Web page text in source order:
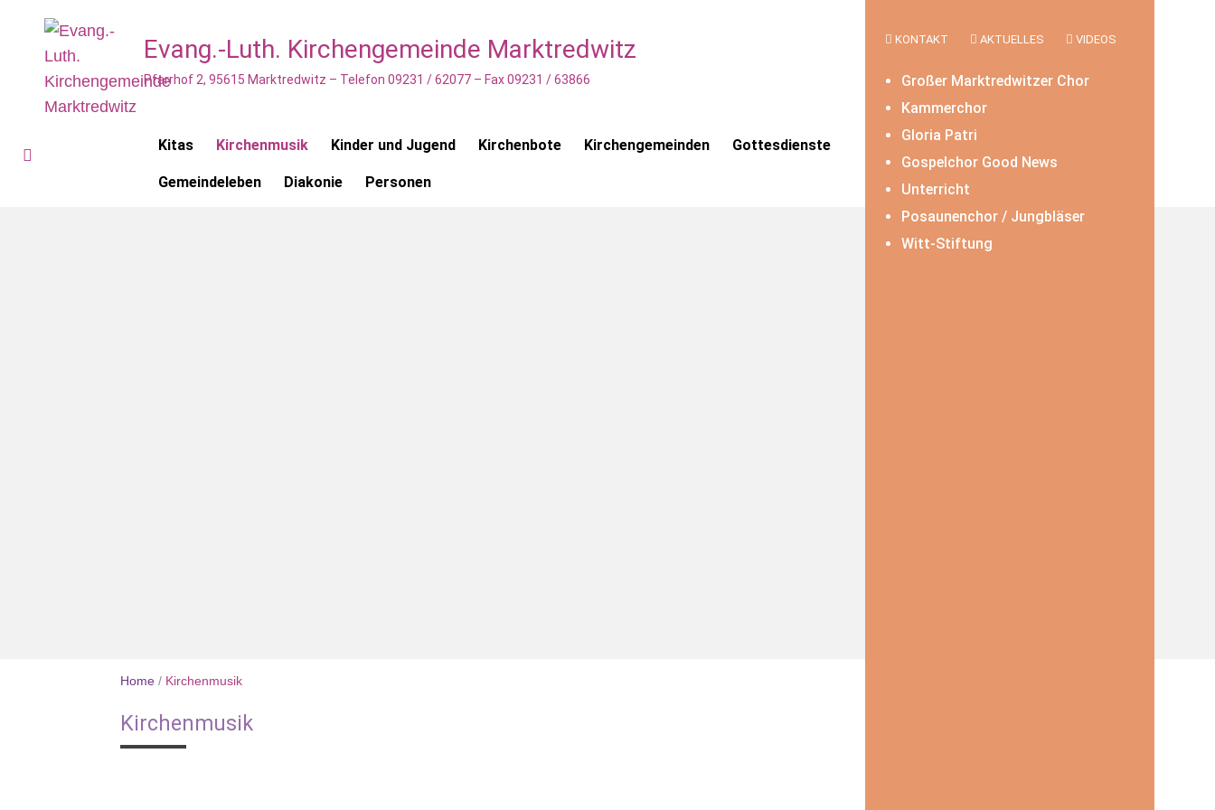
Evang.-Luth. Kirchengemeinde Marktredwitz
Pfarrhof 2, 95615 Marktredwitz – Telefon 09231 / 62077 – Fax 09231 / 63866
KONTAKT AKTUELLES VIDEOS
Großer Marktredwitzer Chor
Kammerchor
Gloria Patri
Gospelchor Good News
Unterricht
Posaunenchor / Jungbläser
Witt-Stiftung
Kitas Kirchenmusik Kinder und Jugend Kirchenbote Kirchengemeinden Gottesdienste
Gemeindeleben Diakonie Personen
Home/ Kirchenmusik
Kirchenmusik